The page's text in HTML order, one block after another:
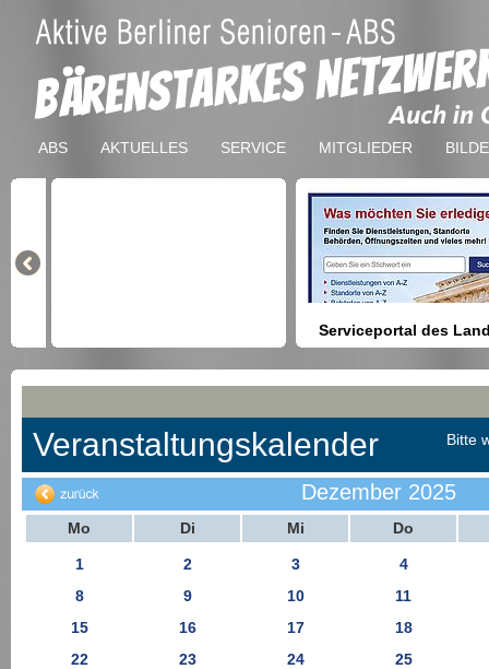
ABS AKTUELLES SERVICE MITGLIEDER
Serviceportal des
Berlin
Anmeldung bei Ämtern usw.
Veranstaltungskalender Bitte
Dezember 2025
Mo Di Mi Do
1 2 3
4
8
9 10
11
15
16 17
18
22
23 24
25